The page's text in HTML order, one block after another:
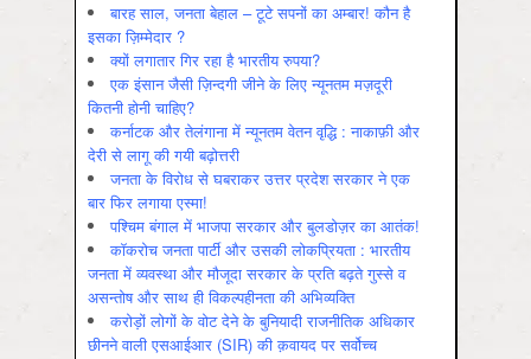
बारह साल, जनता बेहाल – टूटे सपनों का अम्बार! कौन है
इसका ज़िम्मेदार ?
क्यों लगातार गिर रहा है भारतीय रुपया?
एक इंसान जैसी ज़िन्दगी जीने के लिए न्यूनतम मज़दूरी
कितनी होनी चाहिए?
कर्नाटक और तेलंगाना में न्यूनतम वेतन वृद्धि : नाकाफ़ी और
देरी से लागू की गयी बढ़ोत्तरी
जनता के विरोध से घबराकर उत्तर प्रदेश सरकार ने एक
बार फिर लगाया एस्मा!
पश्चिम बंगाल में भाजपा सरकार और बुलडोज़र का आतंक!
कॉकरोच जनता पार्टी और उसकी लोकप्रियता : भारतीय
जनता में व्‍यवस्‍था और मौजूदा सरकार के प्रति बढ़ते गुस्‍से व
असन्‍तोष और साथ ही विकल्‍पहीनता की अभिव्‍यक्ति
करोड़ों लोगों के वोट देने के बुनियादी राजनीतिक अधिकार
छीनने वाली एसआईआर (SIR) की क़वायद पर सर्वोच्च